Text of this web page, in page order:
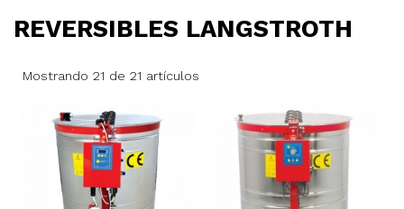
REVERSIBLES LANGSTROTH
Mostrando 21 de 21 artículos